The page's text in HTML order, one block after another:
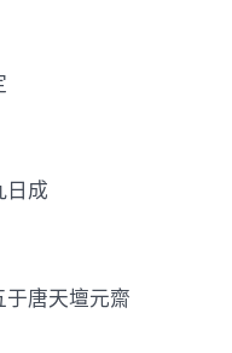
日成
唐天壇元齋